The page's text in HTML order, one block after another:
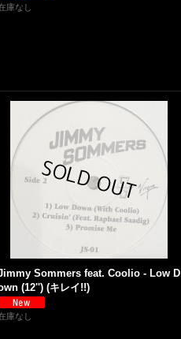
庫なし
Sommers feat. Coolio - Low D
(12'') (キレイ!!)
庫なし